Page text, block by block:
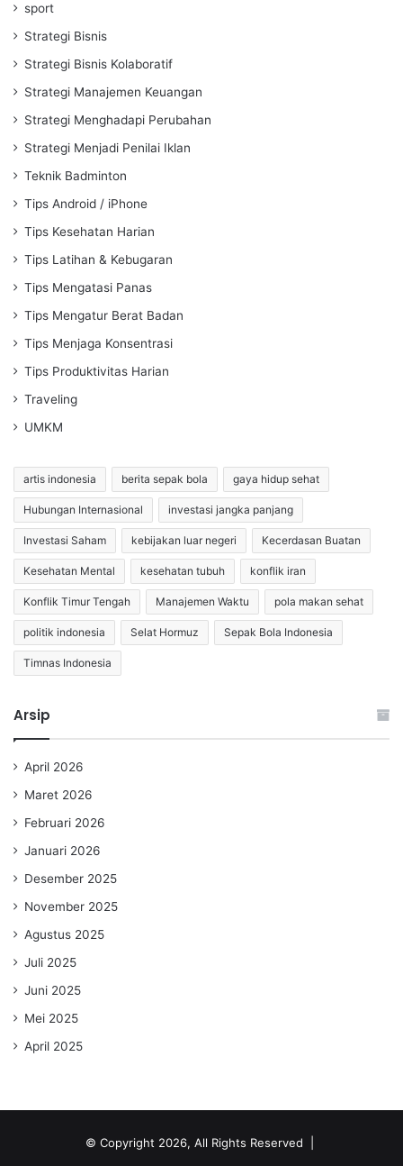
sport
Strategi Bisnis
Strategi Bisnis Kolaboratif
Strategi Manajemen Keuangan
Strategi Menghadapi Perubahan
Strategi Menjadi Penilai Iklan
Teknik Badminton
Tips Android / iPhone
Tips Kesehatan Harian
Tips Latihan & Kebugaran
Tips Mengatasi Panas
Tips Mengatur Berat Badan
Tips Menjaga Konsentrasi
Tips Produktivitas Harian
Traveling
UMKM
artis indonesia berita sepak bola gaya hidup sehat
Hubungan Internasional investasi jangka panjang
Investasi Saham kebijakan luar negeri Kecerdasan Buatan
Kesehatan Mental kesehatan tubuh konflik iran
Konflik Timur Tengah Manajemen Waktu pola makan sehat
politik indonesia Selat Hormuz Sepak Bola Indonesia
Timnas Indonesia
Arsip
April 2026
Maret 2026
Februari 2026
Januari 2026
Desember 2025
November 2025
Agustus 2025
Juli 2025
Juni 2025
Mei 2025
April 2025
© Copyright 2026, All Rights Reserved |